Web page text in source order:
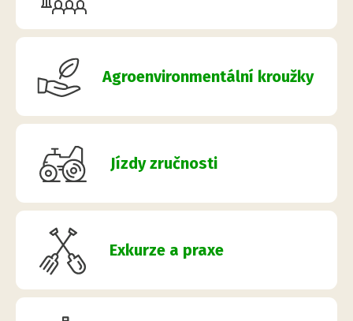
Agroenvironmentální kroužky
Jízdy zručnosti
Exkurze a praxe